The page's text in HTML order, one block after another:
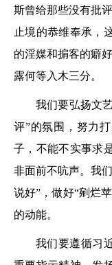
斯曾给那些没有批
止境的恭维奉承，
的淫媒和掮客的癖
露何等入木三分。
我们要弘扬文
评”的氛围，努力
子，不能不实事求
非面前不吭声。我
说好”，做好“剜烂
的动能。
我们要遵循习